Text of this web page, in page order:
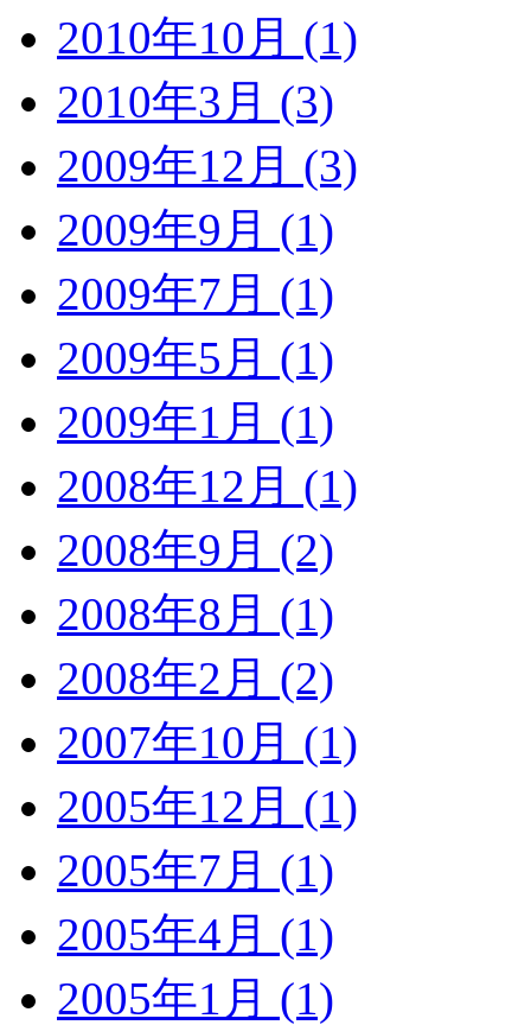
2010年10月 (1)
2010年3月 (3)
2009年12月 (3)
2009年9月 (1)
2009年7月 (1)
2009年5月 (1)
2009年1月 (1)
2008年12月 (1)
2008年9月 (2)
2008年8月 (1)
2008年2月 (2)
2007年10月 (1)
2005年12月 (1)
2005年7月 (1)
2005年4月 (1)
2005年1月 (1)